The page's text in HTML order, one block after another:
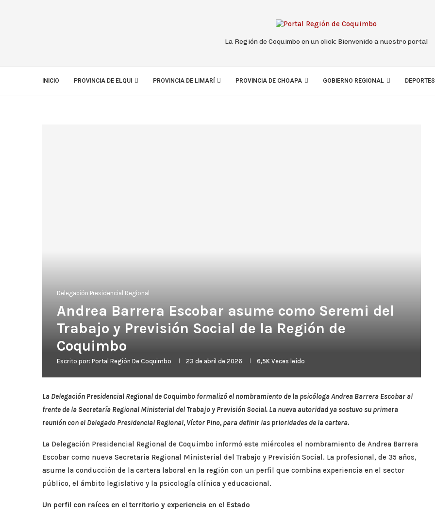
La Región de Coquimbo en un click: Bienvenido a nuestro portal
INICIO PROVINCIA DE ELQUI PROVINCIA DE LIMARÍ PROVINCIA DE CHOAPA GOBIERNO REGIONAL DEPORTES
Delegación Presidencial Regional
Andrea Barrera Escobar asume como Seremi del
Trabajo y Previsión Social de la Región de
Coquimbo
Escrito por: Portal Región De Coquimbo 23 de abril de 2026 6,5K Veces leído
La Delegación Presidencial Regional de Coquimbo formalizó el nombramiento de la psicóloga Andrea Barrera Escobar al
frente de la Secretaría Regional Ministerial del Trabajo y Previsión Social. La nueva autoridad ya sostuvo su primera
reunión con el Delegado Presidencial Regional, Víctor Pino, para definir las prioridades de la cartera.
La Delegación Presidencial Regional de Coquimbo informó este miércoles el nombramiento de Andrea Barrera
Escobar como nueva Secretaria Regional Ministerial del Trabajo y Previsión Social. La profesional, de 35 años,
asume la conducción de la cartera laboral en la región con un perfil que combina experiencia en el sector
público, el ámbito legislativo y la psicología clínica y educacional.
Un perfil con raíces en el territorio y experiencia en el Estado